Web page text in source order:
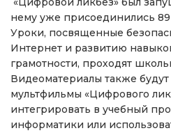
нему уже присоединились
Уроки, посвященные
Интернет и развитию
грамотности, проходят
Видеоматериалы также
мультфильмы «Цифрового
интегрировать в учебный
информатики или